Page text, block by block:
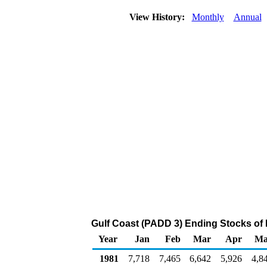
View History: Monthly Annual
Gulf Coast (PADD 3) Ending Stocks
Year
Jan Feb Mar Apr
1981
7,718 7,465 6,642 5,926